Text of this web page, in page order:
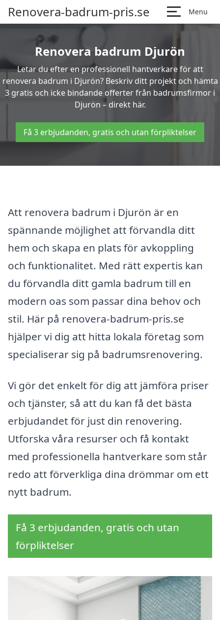
Renovera-badrum-pris.se Menu
Renovera badrum Djurön
Letar du efter en professionell hantverkare för att
renovera badrum i Djurön? Beskriv ditt projekt och hämta
3 gratis och icke bindande offerter från badrumsfirmor i
Djurön – direkt här.
Få 3 erbjudanden, gratis och utan förpliktelser
Att renovera badrum i Djurön är en
spännande möjlighet att förvandla ditt
hem och skapa en plats för avkoppling
och funktionalitet. Med rätt expertis kan
du förvandla ditt gamla badrum till en
modern oas som passar dina behov och
stil. Här på renovera-badrum-pris.se
hjälper vi dig att hitta lokala företag som
specialiserar sig på badrumsrenovering.
Vi gör det enkelt för dig att jämföra priser
och tjänster, så att du kan få det bästa
erbjudandet för just din renovering.
Utforska våra resurser och få kontakt
med professionella hantverkare som står
redo att förverkliga dina drömmar om ett
nytt badrum.
Få 3 erbjudanden, gratis och utan
förpliktelser